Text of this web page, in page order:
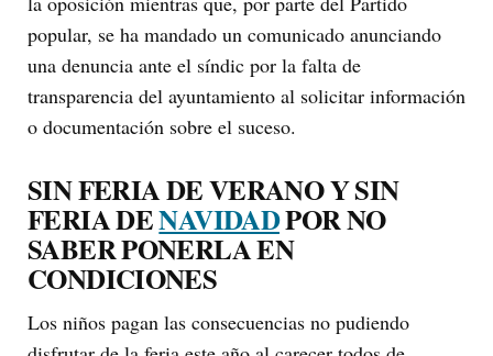
popular, se ha mandado un comunicado anunciando
una denuncia ante el síndic por la falta de
transparencia del ayuntamiento al solicitar información
o documentación sobre el suceso.
SIN FERIA DE VERANO Y SIN
FERIA DENAVIDADPOR NO
SABER PONERLA EN
CONDICIONES
Los niños pagan las consecuencias no pudiendo